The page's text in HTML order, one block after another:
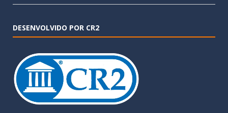
DESENVOLVIDO POR CR2